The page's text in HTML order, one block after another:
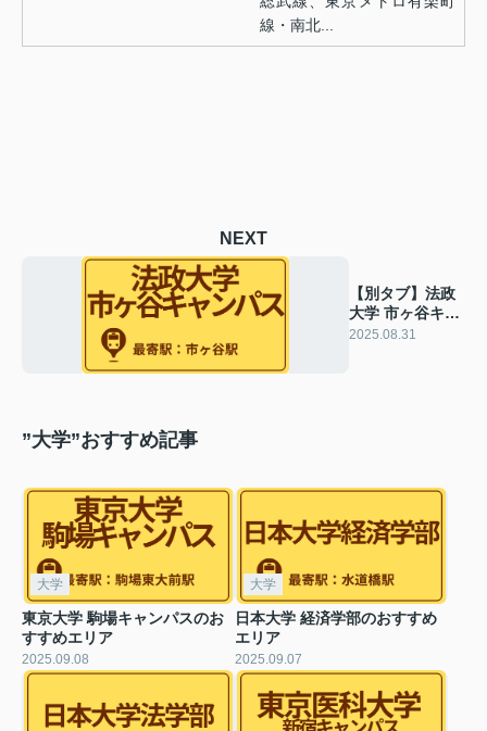
線・南北...
NEXT
【別タブ】法政
大学 市ヶ谷キャ
ンパスのおすす
2025.08.31
”大学”おすすめ記事
大学
東京大学 駒場キャンパスのお
すすめエリア
2025.09.08
大学
日本大学 経済学部のおすすめ
エリア
2025.09.07